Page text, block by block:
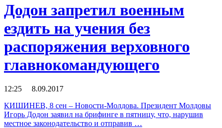
Додон запретил военным
ездить на учения без
распоряжения верховного
главнокомандующего
12:25 8.09.2017
КИШИНЕВ, 8 сен – Новости-Молдова. Президент Молдовы
Игорь Додон заявил на брифинге в пятницу, что, нарушив
местное законодательство и отправив …